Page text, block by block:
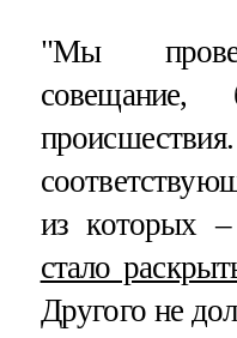
"Мы
из которых –
стало
Другого не